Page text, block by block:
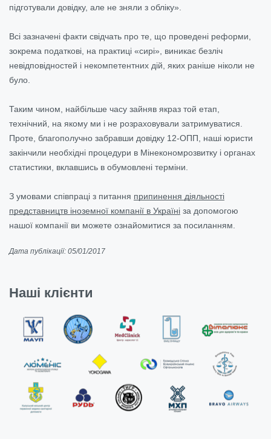
підготували довідку, але не зняли з обліку».
Всі зазначені факти свідчать про те, що проведені реформи,
зокрема податкові, на практиці «сирі», виникає безліч
невідповідностей і некомпетентних дій, яких раніше ніколи не
було.
Таким чином, найбільше часу зайняв якраз той етап,
технічний, на якому ми і не розраховували затримуватися.
Проте, благополучно забравши довідку 12-ОПП, наші юристи
закінчили необхідні процедури в Мінекономрозвитку і органах
статистики, вклавшись в обумовлені терміни.
З умовами співпраці з питання припинення діяльності
представництв іноземної компанії в Україні за допомогою
нашої компанії ви можете ознайомитися за посиланням.
Дата публікації: 05/01/2017
Наші клієнти